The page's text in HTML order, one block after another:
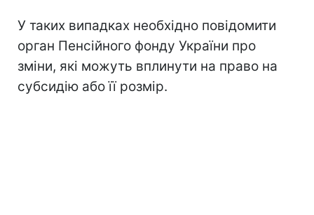
У таких випадках необхідно повідомити
орган Пенсійного фонду України про
зміни, які можуть вплинути на право на
субсидію або її розмір.